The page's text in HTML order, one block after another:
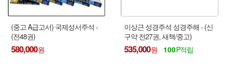
(중고 A급고서) 국제성서주석 -
(전48권)
580,000
이상근 성경주석 성경주해 - (신
구약 전27권, 새책/중고)
535,000 100